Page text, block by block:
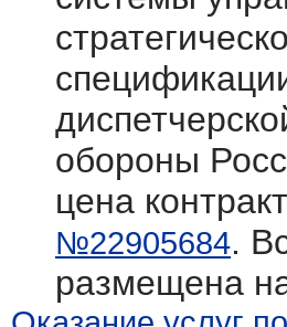
обороны
цена
№22905684.
размещена